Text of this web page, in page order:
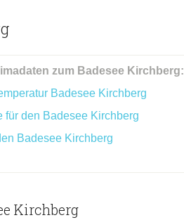
zum Badesee Kirchberg:
Badesee Kirchberg
für den Badesee Kirchberg
Badesee Kirchberg
Kirchberg